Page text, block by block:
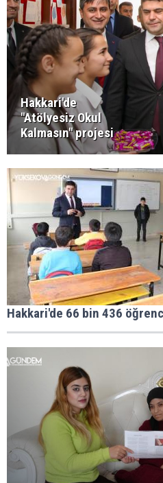
Hakkari'de
"Atölyesiz Okul
Kalmasın" projesi
Hakkari'de 66 bin 436